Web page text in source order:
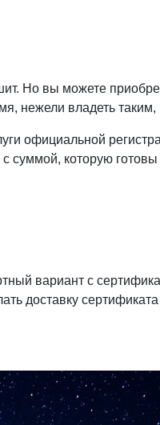
Но вы можете
нежели владеть
официальной
суммой, которую готовы
вариант с
доставку сертификата